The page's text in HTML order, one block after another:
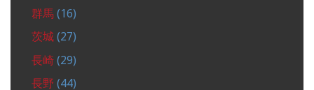
群馬 (16)
茨城 (27)
長崎 (29)
長野 (44)